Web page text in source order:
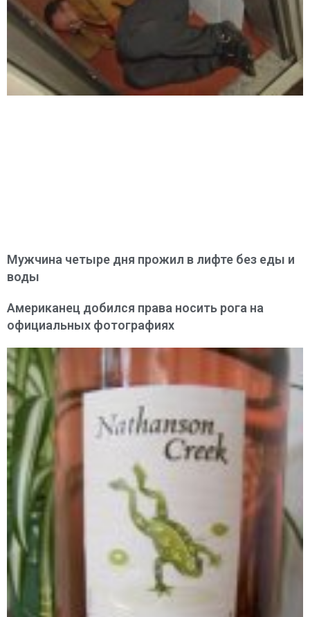
Мужчина четыре дня прожил в лифте без еды и
воды
Американец добился права носить рога на
официальных фотографиях